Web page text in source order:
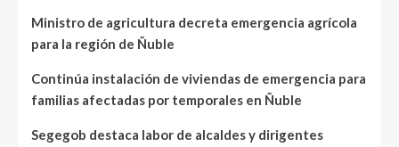
Ministro de agricultura decreta emergencia agrícola
para la región de Ñuble
Continúa instalación de viviendas de emergencia para
familias afectadas por temporales en Ñuble
Segegob destaca labor de alcaldes y dirigentes